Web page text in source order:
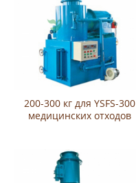
200-300 кг для YSFS-300
медицинских отходов